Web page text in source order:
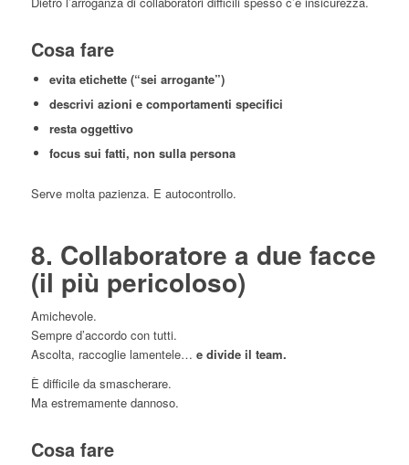
Cosa fare
evita etichette (“sei arrogante”)
descrivi azioni e comportamenti specifici
resta oggettivo
focus sui fatti, non sulla persona
Serve molta pazienza. E autocontrollo.
8. Collaboratore a due facce
(il più pericoloso)
Amichevole.
Sempre d’accordo con tutti.
Ascolta, raccoglie lamentele… e divide il team.
È difficile da smascherare.
Ma estremamente dannoso.
Cosa fare